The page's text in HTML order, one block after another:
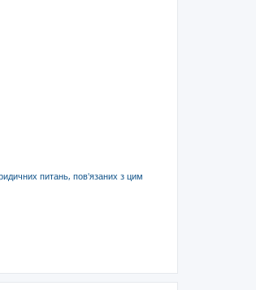
питань, пов'язаних з цим